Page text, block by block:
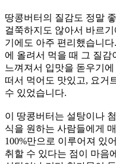
땅콩버터의 질감도 정말
걸쭉하지도 않아서 바르
기에도 아주 편리했습니
에 올려서 먹을 때 그 질감
느껴져서 입맛을 돋우기
떠서 먹어도 맛있고, 요거
수 있었습니다.
이 땅콩버터는 설탕이나
식을 원하는 사람들에게
100%만으로 이루어져 있
취할 수 있다는 점이 마음